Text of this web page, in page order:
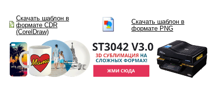
Скачать шаблон в
формате CDR
(CorelDraw)
Скачать шаблон в
формате PNG